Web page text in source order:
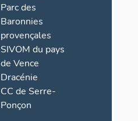
Parc des
Baronnies
provençales
SIVOM du pays
de Vence
Dracénie
CC de Serre-
Ponçon